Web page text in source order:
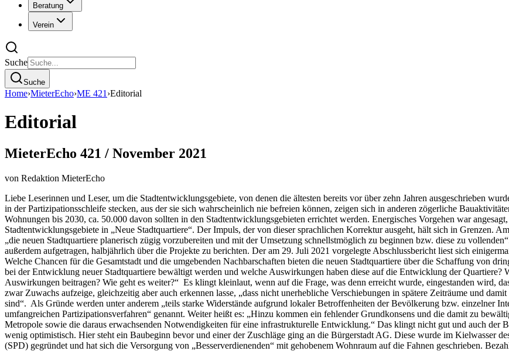
Beratung
Verein
Suche
Suche
Home›MieterEcho›ME 421 ›Editorial
Editorial
MieterEcho 421 / November 2021
von Redaktion MieterEcho
Liebe Leserinnen und Leser, um die Stadtentwicklungsgebiete, von denen die ältesten bereits vor über zehn Jahren ausgeschrieben
in der Partizipationsschleife stecken, aus der sie sich wahrscheinlich nie befreien können, zeigen sich in anderen zögerliche
Wohnungen bis 2030, ca. 50.000 davon sollten in den Stadtentwicklungsgebieten errichtet werden. Energisches Vorgehen war
Stadtentwicklungsgebiete in „Neue Stadtquartiere“. Der Impuls, der von dieser sprachlichen Korrektur ausgeht, hält sich in Grenzen.
„die neuen Stadtquartiere planerisch zügig vorzubereiten und mit der Umsetzung schnellstmöglich zu beginnen bzw. diese zu
außerdem aufgetragen, halbjährlich über die Projekte zu berichten. Der am 29. Juli 2021 vorgelegte Abschlussbericht liest sich
Welche Chancen für die Gesamtstadt und die umgebenden Nachbarschaften bieten die neuen Stadtquartiere über die Schaffung von
bei der Entwicklung neuer Stadtquartiere bewältigt werden und welche Auswirkungen haben diese auf die Entwicklung der Quartiere?
Auswirkungen beitragen? Wie geht es weiter?“ Es klingt kleinlaut, wenn auf die Frage, was denn erreicht wurde, eingestanden wird,
zwar Zuwachs aufzeige, gleichzeitig aber auch erkennen lasse, „dass nicht unerhebliche Verschiebungen in spätere Zeiträume und
sind“. Als Gründe werden unter anderem „teils starke Widerstände aufgrund lokaler Betroffenheiten der Bevölkerung bzw. einzelner
umfangreichen Partizipationsverfahren“ genannt. Weiter heißt es: „Hinzu kommen ein fehlender Grundkonsens und die damit zu
Metropole sowie die daraus erwachsenden Notwendigkeiten für eine infrastrukturelle Entwicklung.“ Das klingt nicht gut und auch der
wenig optimistisch. Hier steht ein Baubeginn bevor und einer der Zuschläge ging an die Bürgerstadt AG. Diese wurde im Kielwasser
(SPD) gegründet und hat sich die Versorgung von „Besserverdienenden“ mit gehobenem Wohnraum auf die Fahnen geschrieben.